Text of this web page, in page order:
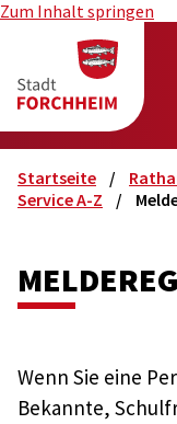
Zum Inhalt springen
Startseite
Service A-Z
Wenn Sie eine
Bekannte,